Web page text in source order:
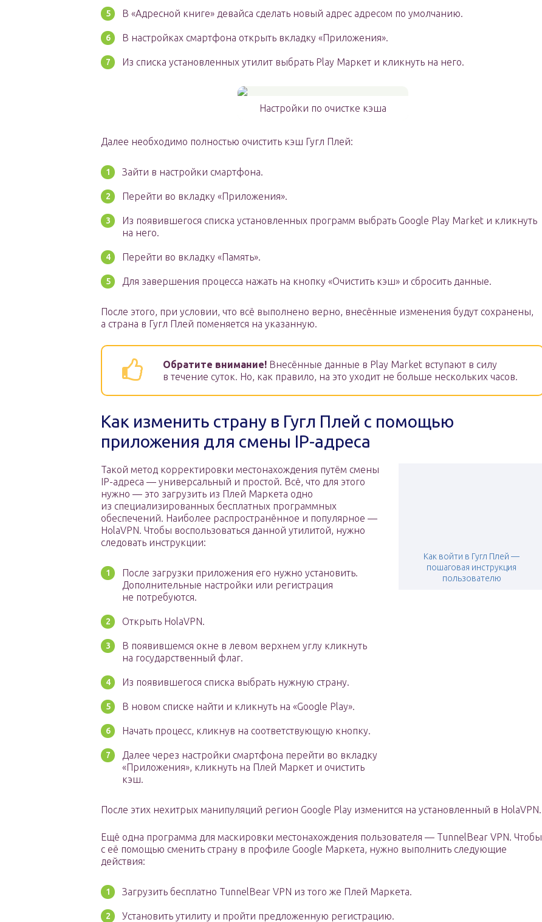
В «Адресной книге» девайса сделать новый адрес адресом по умолчанию.
В настройках смартфона открыть вкладку «Приложения».
Из списка установленных утилит выбрать Play Маркет и кликнуть на него.
Настройки по очистке кэша
Далее необходимо полностью очистить кэш Гугл Плей:
Зайти в настройки смартфона.
Перейти во вкладку «Приложения».
Из появившегося списка установленных программ выбрать Google Play Market и кликнуть
на него.
Перейти во вкладку «Память».
Для завершения процесса нажать на кнопку «Очистить кэш» и сбросить данные.
После этого, при условии, что всё выполнено верно, внесённые изменения будут сохранены,
а страна в Гугл Плей поменяется на указанную.
Обратите внимание! Внесённые данные в Play Market вступают в силу
в течение суток. Но, как правило, на это уходит не больше нескольких часов.
Как изменить страну в Гугл Плей с помощью
приложения для смены IP-адреса
Как войти в Гугл Плей —
пошаговая инструкция
пользователю
Такой метод корректировки местонахождения путём смены
IP-адреса — универсальный и простой. Всё, что для этого
нужно — это загрузить из Плей Маркета одно
из специализированных бесплатных программных
обеспечений. Наиболее распространённое и популярное —
HolaVPN. Чтобы воспользоваться данной утилитой, нужно
следовать инструкции:
После загрузки приложения его нужно установить.
Дополнительные настройки или регистрация
не потребуются.
Открыть HolaVPN.
В появившемся окне в левом верхнем углу кликнуть
на государственный флаг.
Из появившегося списка выбрать нужную страну.
В новом списке найти и кликнуть на «Google Play».
Начать процесс, кликнув на соответствующую кнопку.
Далее через настройки смартфона перейти во вкладку
«Приложения», кликнуть на Плей Маркет и очистить
кэш.
После этих нехитрых манипуляций регион Google Play изменится на установленный в HolaVPN.
Ещё одна программа для маскировки местонахождения пользователя — TunnelBear VPN. Чтобы
с её помощью сменить страну в профиле Google Маркета, нужно выполнить следующие
действия:
Загрузить бесплатно TunnelBear VPN из того же Плей Маркета.
Установить утилиту и пройти предложенную регистрацию.